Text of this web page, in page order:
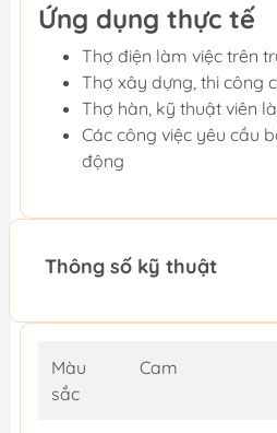
Ứng dụng thực tế
Thợ điện làm việc trên
Thợ xây dựng, thi công
Thợ hàn, kỹ thuật viên
Các công việc yêu cầu
động
Thông số kỹ thuật
Màu
sắc
Cam